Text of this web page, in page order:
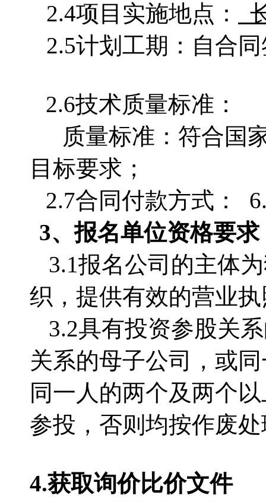
2.4项目实施地点：
2.5计划工期：自合
2.6技术质量标准：
质量标准：符合国
目标要求；
2.7合同付款方式：
3、报名单位资格要求
3.1报名公司的主体
织，提供有效的营业
3.2具有投资参股关
关系的母子公司，或
同一人的两个及两个
参投，否则均按作废
4.获取询价比价文件